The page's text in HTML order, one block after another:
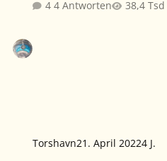
4 Antworten
Torshavn21. April 20224 J.